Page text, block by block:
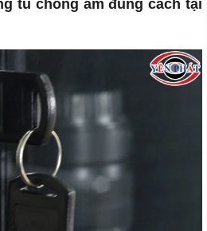
tủ chống ẩm đúng cách tại